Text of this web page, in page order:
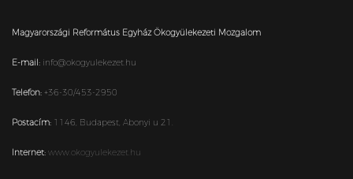
Magyarországi Református Egyház Ökogyülekezeti Mozgalom
E-mail: info@okogyulekezet.hu
Telefon: +36-30/453-2950
Postacím: 1146, Budapest, Abonyi u 21.
Internet: www.okogyulekezet.hu